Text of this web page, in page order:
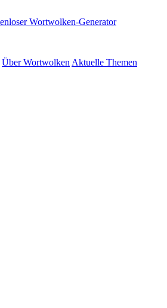
Über Wortwolken Aktuelle Themen